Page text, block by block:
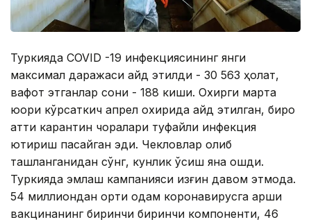
Туркияда COVID -19 инфекциясининг янги
максимал даражаси қайд этилди - 30 563 ҳолат,
вафот этганлар сони - 188 киши. Охирги марта
юқори кўрсаткич апрел охирида қайд этилган, бироқ
қаттиқ карантин чоралари туфайли инфекция
юқтириш пасайган эди. Чекловлар олиб
ташланганидан сўнг, кунлик ўсиш яна ошди.
Туркияда эмлаш кампанияси қизғин давом этмоқда.
54 миллиондан ортиқ одам коронавирусга қарши
вакцинанинг биринчи биринчи компоненти, 46